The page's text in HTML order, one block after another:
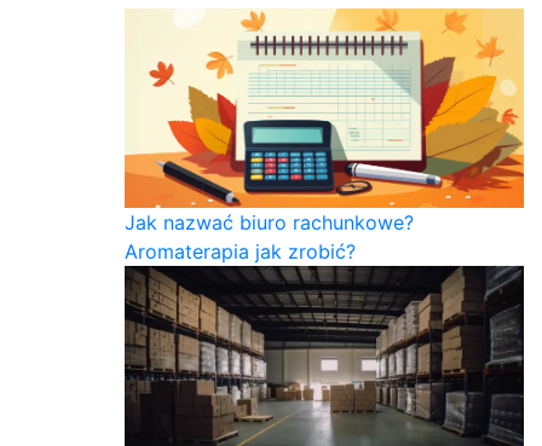
Jak nazwać biuro rachunkowe?
Aromaterapia jak zrobić?